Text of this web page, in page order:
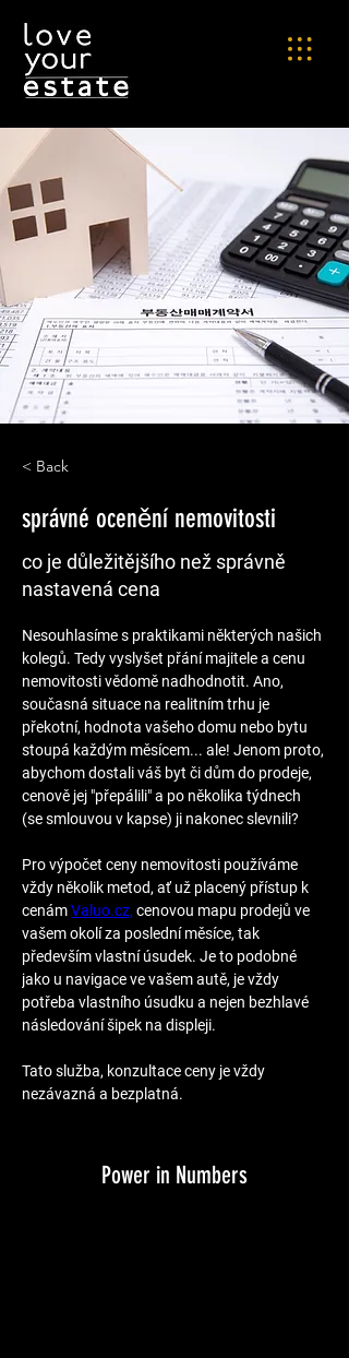
< Back
správné ocenění nemovitosti
co je důležitějšího než správně
nastavená cena
Nesouhlasíme s praktikami některých našich
kolegů. Tedy vyslyšet přání majitele a cenu
nemovitosti vědomě nadhodnotit. Ano,
současná situace na realitním trhu je
překotní, hodnota vašeho domu nebo bytu
stoupá každým měsícem... ale! Jenom proto,
abychom dostali váš byt či dům do prodeje,
cenově jej "přepálili" a po několika týdnech
(se smlouvou v kapse) ji nakonec slevnili?
Pro výpočet ceny nemovitosti používáme
vždy několik metod, ať už placený přístup k
cenám Valuo.cz, cenovou mapu prodejů ve
vašem okolí za poslední měsíce, tak
především vlastní úsudek. Je to podobné
jako u navigace ve vašem autě, je vždy
potřeba vlastního úsudku a nejen bezhlavé
následování šipek na displeji.
Tato služba, konzultace ceny je vždy
nezávazná a bezplatná.
Power in Numbers